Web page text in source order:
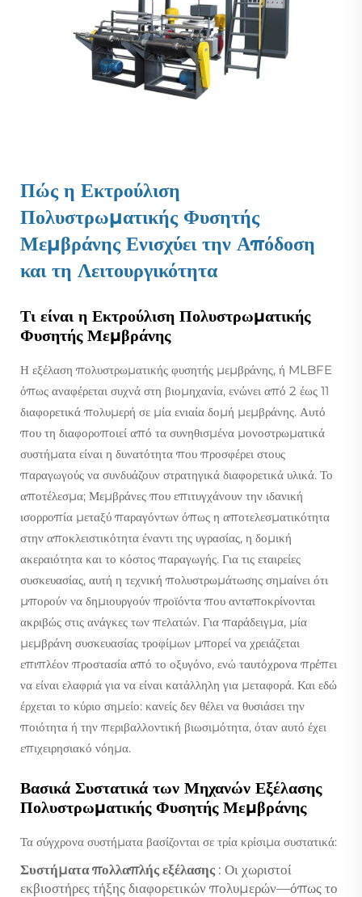
Πώς η Εκτρούλιση
Πολυστρωματικής Φυσητής
Μεμβράνης Ενισχύει την Απόδοση
και τη Λειτουργικότητα
Τι είναι η Εκτρούλιση Πολυστρωματικής
Φυσητής Μεμβράνης
Η εξέλαση πολυστρωματικής φυσητής μεμβράνης, ή MLBFE
όπως αναφέρεται συχνά στη βιομηχανία, ενώνει από 2 έως 11
διαφορετικά πολυμερή σε μία ενιαία δομή μεμβράνης. Αυτό
που τη διαφοροποιεί από τα συνηθισμένα μονοστρωματικά
συστήματα είναι η δυνατότητα που προσφέρει στους
παραγωγούς να συνδυάζουν στρατηγικά διαφορετικά υλικά. Το
αποτέλεσμα; Μεμβράνες που επιτυγχάνουν την ιδανική
ισορροπία μεταξύ παραγόντων όπως η αποτελεσματικότητα
στην αποκλειστικότητα έναντι της υγρασίας, η δομική
ακεραιότητα και το κόστος παραγωγής. Για τις εταιρείες
συσκευασίας, αυτή η τεχνική πολυστρωμάτωσης σημαίνει ότι
μπορούν να δημιουργούν προϊόντα που ανταποκρίνονται
ακριβώς στις ανάγκες των πελατών. Για παράδειγμα, μία
μεμβράνη συσκευασίας τροφίμων μπορεί να χρειάζεται
επιπλέον προστασία από το οξυγόνο, ενώ ταυτόχρονα πρέπει
να είναι ελαφριά για να είναι κατάλληλη για μεταφορά. Και εδώ
έρχεται το κύριο σημείο: κανείς δεν θέλει να θυσιάσει την
ποιότητα ή την περιβαλλοντική βιωσιμότητα, όταν αυτό έχει
επιχειρησιακό νόημα.
Βασικά Συστατικά των Μηχανών Εξέλασης
Πολυστρωματικής Φυσητής Μεμβράνης
Τα σύγχρονα συστήματα βασίζονται σε τρία κρίσιμα συστατικά:
Συστήματα πολλαπλής εξέλασης : Οι χωριστοί
εκβιοστήρες τήξης διαφορετικών πολυμερών—όπως το